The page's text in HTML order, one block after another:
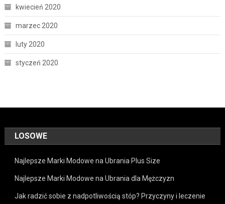
kwiecień 2020
marzec 2020
luty 2020
styczeń 2020
LOSOWE
Najlepsze Marki Modowe na Ubrania Plus Size
Najlepsze Marki Modowe na Ubrania dla Mężczyzn
Jak radzić sobie z nadpotliwością stóp? Przyczyny i leczenie